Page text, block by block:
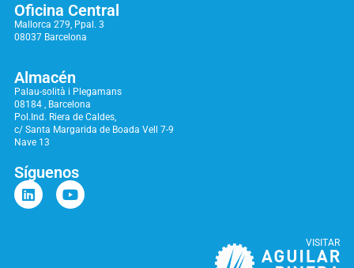
Oficina Central
Mallorca 279, Ppal. 3
08037 Barcelona
Almacén
Palau-solità i Plegamans
08184 , Barcelona
Pol.Ind. Riera de Caldes,
c/ Santa Margarida de Boada Vell 7-9
Nave 13
Síguenos
VISITAR